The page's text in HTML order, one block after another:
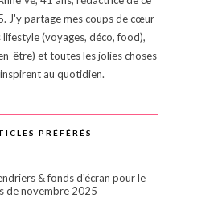
J'y partage mes coups de cœur
(voyages, déco, food),
être) et toutes les jolies choses
au quotidien.
PRÉFÉRÉS
& fonds d'écran pour le
de novembre 2025